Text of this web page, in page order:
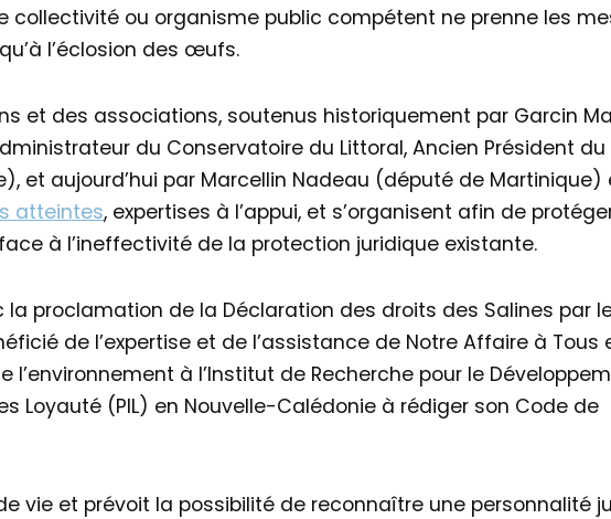
collectivité ou organisme public compétent ne prenne les
l’éclosion des œufs.
et des associations, soutenus historiquement par Garcin
du Conservatoire du Littoral, Ancien Président du
et aujourd’hui par Marcellin Nadeau (député de Martinique)
atteintes, expertises à l’appui, et s’organisent afin de
à l’ineffectivité de la protection juridique existante.
la proclamation de la Déclaration des droits des Salines par
de l’expertise et de l’assistance de Notre Affaire à Tous
à l’Institut de Recherche pour le
Loyauté (PIL) en Nouvelle-Calédonie à rédiger son Code de
vie et prévoit la possibilité de reconnaître une personnalité